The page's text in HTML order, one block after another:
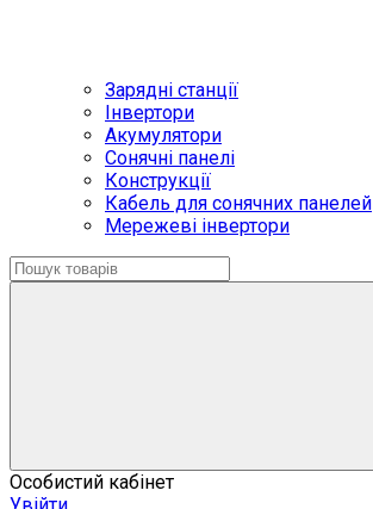
Зарядні станції
Інвертори
Акумулятори
Сонячні панелі
Конструкції
Кабель для сонячних панелей
Мережеві інвертори
Особистий кабінет